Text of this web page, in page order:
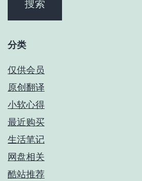
分类
仅供会员
原创翻译
小软心得
最近购买
生活笔记
网盘相关
酷站推荐